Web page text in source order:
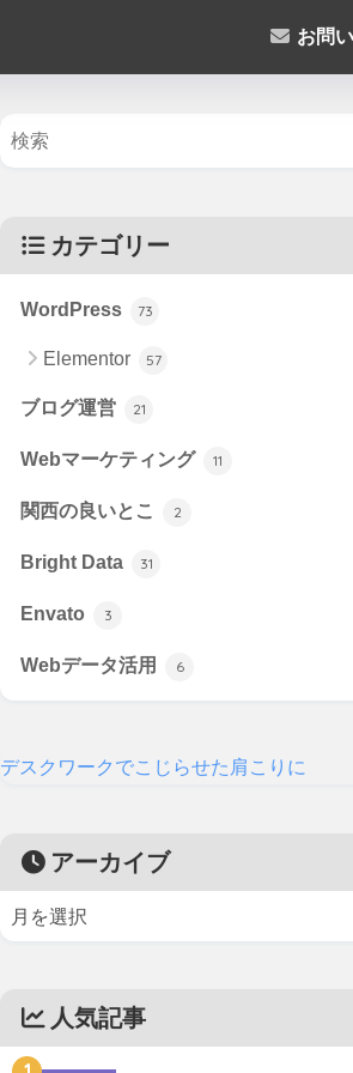
お問
カテゴリー
WordPress 73
Elementor 57
ブログ運営 21
Webマーケティング 11
関西の良いとこ 2
Bright Data 31
Envato 3
Webデータ活用 6
デスクワークでこじらせた肩こりに
アーカイブ
人気記事